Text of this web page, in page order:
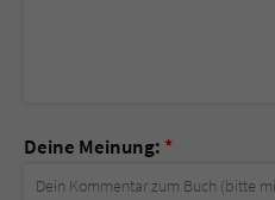
Deine Meinung: *